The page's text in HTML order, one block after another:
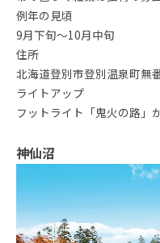
例年の見頃
9月下旬～10月中旬
住所
北海道登別市登別温泉町無
ライトアップ
フットライト「鬼火の路」
神仙沼